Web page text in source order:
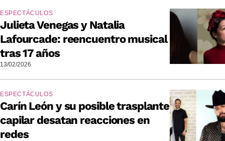
ESPECTÁCULOS
Julieta Venegas y Natalia
Lafourcade: reencuentro musical
tras 17 años
13/02/2026
ESPECTÁCULOS
Carín León y su posible trasplante
capilar desatan reacciones en
redes